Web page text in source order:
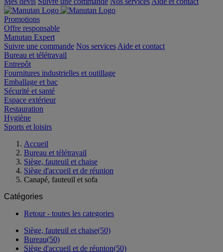
Promotions
Offre responsable
Manutan Expert
Suivre une commande Nos services Aide et contact
Bureau et télétravail
Entrepôt
Fournitures industrielles et outillage
Emballage et bac
Sécurité et santé
Espace extérieur
Restauration
Hygiène
Sports et loisirs
Accueil
Bureau et télétravail
Siège, fauteuil et chaise
Siège d'accueil et de réunion
Canapé, fauteuil et sofa
Catégories
Retour - toutes les categories
Siège, fauteuil et chaise(50)
Bureau(50)
Siège d'accueil et de réunion(50)